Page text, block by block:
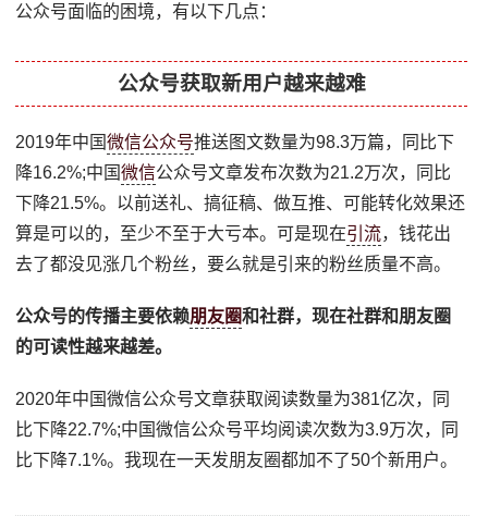
公众号面临的困境，有以下几点：
公众号获取新用户越来越难
2019年中国微信公众号推送图文数量为98.3万篇，同比下
降16.2%;中国微信公众号文章发布次数为21.2万次，同比
下降21.5%。以前送礼、搞征稿、做互推、可能转化效果还
算是可以的，至少不至于大亏本。可是现在引流，钱花出
去了都没见涨几个粉丝，要么就是引来的粉丝质量不高。
公众号的传播主要依赖朋友圈和社群，现在社群和朋友圈
的可读性越来越差。
2020年中国微信公众号文章获取阅读数量为381亿次，同
比下降22.7%;中国微信公众号平均阅读次数为3.9万次，同
比下降7.1%。我现在一天发朋友圈都加不了50个新用户。